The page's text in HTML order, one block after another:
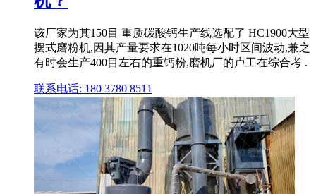
该厂家为其150目 重质碳酸钙生产线选配了 HC1900大型
摆式磨粉机,因其产量要求在1020吨每小时区间波动,兼之
有时会生产400目左右的重钙粉,磨机厂的卢工在综合考 .
联系电话: 180 3780 8511